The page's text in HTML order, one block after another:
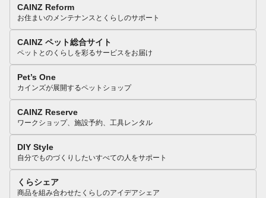
CAINZ Reform
お住まいのメンテナンスとくらしのサポート
CAINZ ペット総合サイト
ペットとのくらしを彩るサービスをお届け
Pet’s One
カインズが展開するペットショップ
CAINZ Reserve
ワークショップ、施設予約、工具レンタル
DIY Style
自分でものづくりしたいすべての人をサポート
くらシェア
商品を組み合わせたくらしのアイデアシェア